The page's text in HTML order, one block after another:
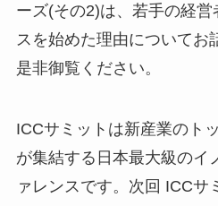
ーズ(その2)は、若手の経
スを始めた理由についてお
是非御覧ください。
ICCサミットは新産業のト
が集結する日本最大級のイ
ァレンスです。次回 ICCサ